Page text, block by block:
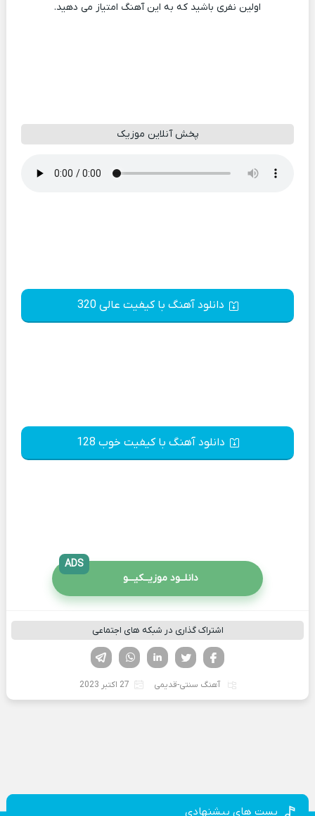
اولین نفری باشید که به این آهنگ امتیاز می دهید.
پخش آنلاین موزیک
دانلود آهنگ با کیفیت عالی 320
دانلود آهنگ با کیفیت خوب 128
دانلــود موزیــکیـــو
ADS
اشتراک گذاری در شبکه های اجتماعی
لینکدین تویتر
فیسوک
آهنگ سنتی-قدیمی 27 اکتبر 2023
پست های پیشنهادی